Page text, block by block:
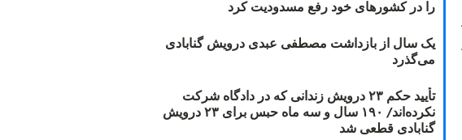
را در کشورهای خود رفع مسدودیت کرد
یک سال از بازداشت مصطفی عبدی درویش گنابادی
می‌گذرد
تأیید حکم ۲۳ درویش زندانی که در دادگاه شرکت
نکرده‌اند/ ۱۹۰ سال و سه ماه حبس برای ۲۳ درویش
گنابادی قطعی شد